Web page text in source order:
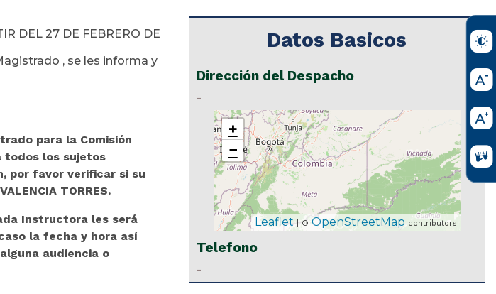
DEL 27 DE FEBRERO DE
, se les informa y
para la Comisión
todos los sujetos
por favor verificar si su
TORRES.
Instructora les será
la fecha y hora así
audiencia o
Datos Basicos
Dirección del Despacho
-
+
−
Leaflet | ©OpenStreetMap contributors
Telefono
-